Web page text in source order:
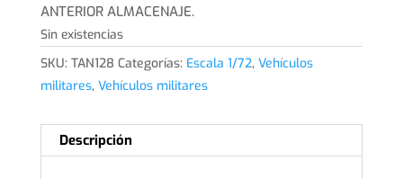
ANTERIOR ALMACENAJE.
Sin existencias
SKU: TAN128 Categorías: Escala 1/72, Vehículos
militares, Vehículos militares
Descripción